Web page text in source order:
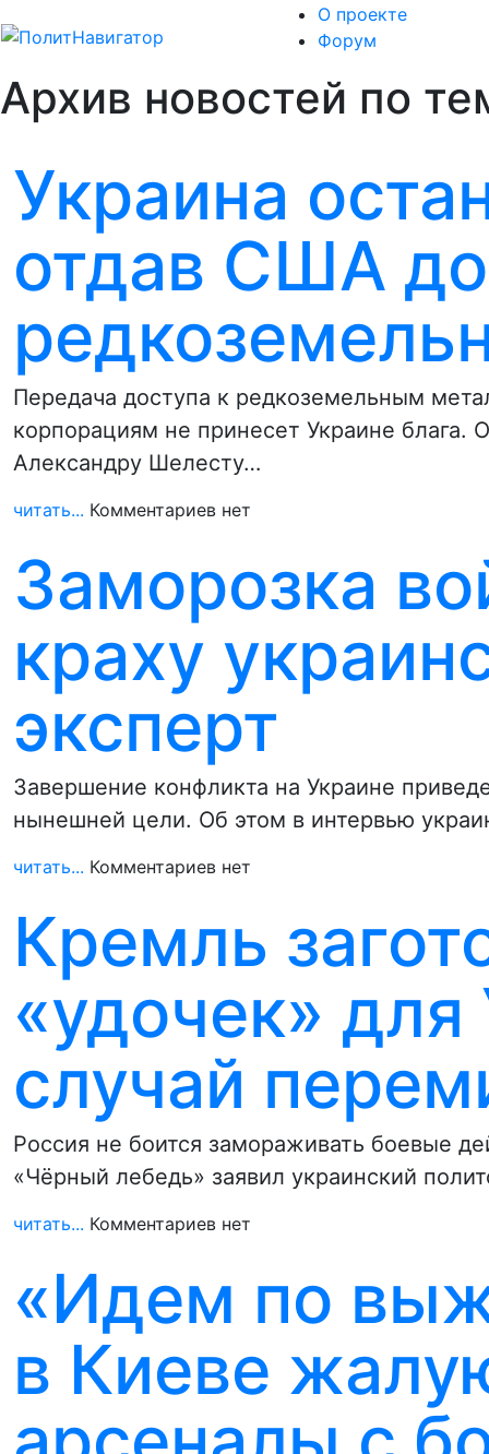
О проекте
Форум
Архив новостей по
Украина
отдав США
Передача доступа к редкоземельным
корпорациям не принесет Украине блага.
Александру Шелесту…
читать... Комментариев нет
Заморозка
краху
эксперт
Завершение конфликта на Украине
нынешней цели. Об этом в интервью
читать... Комментариев нет
Кремль
«удочек»
случай
Россия не боится замораживать боевые
«Чёрный лебедь» заявил украинский
читать... Комментариев нет
«Идем по
в Киеве